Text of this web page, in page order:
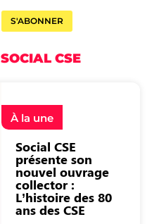
S'ABONNER
SOCIAL CSE
À la une
Social CSE
présente son
nouvel ouvrage
collector :
L’histoire des 80
ans des CSE